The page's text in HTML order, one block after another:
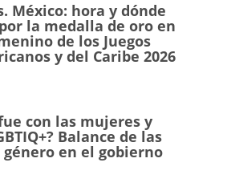
México: hora y dónde
la medalla de oro en
de los Juegos
y del Caribe 2026
con las mujeres y
Balance de las
en el gobierno